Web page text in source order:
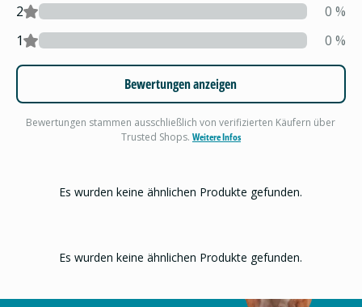
2 0 %
1
0 %
Bewertungen anzeigen
Bewertungen stammen ausschließlich von verifizierten Käufern über
Trusted Shops. Weitere Infos
Es wurden keine ähnlichen Produkte gefunden.
Es wurden keine ähnlichen Produkte gefunden.